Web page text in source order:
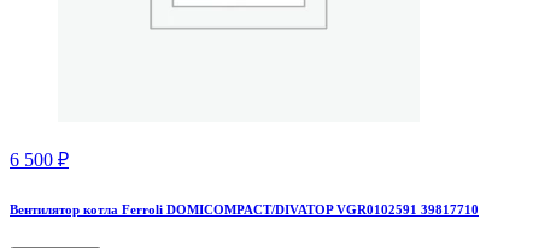
6 500 ₽
Вентилятор котла Ferroli DOMICOMPACT/DIVATOP VGR0102591 39817710